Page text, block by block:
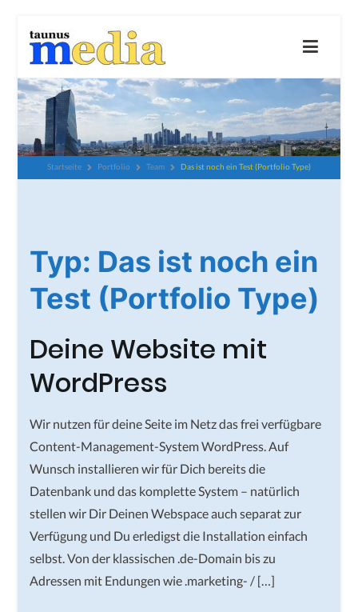
Inhalt
taunus-media GbR
Startseite Portfolio Team Das ist noch ein Test (Portfolio Type)
Typ: Das ist noch ein
Test (Portfolio Type)
Deine Website mit
WordPress
Wir nutzen für deine Seite im Netz das frei verfügbare
Content-Management-System WordPress. Auf
Wunsch installieren wir für Dich bereits die
Datenbank und das komplette System – natürlich
stellen wir Dir Deinen Webspace auch separat zur
Verfügung und Du erledigst die Installation einfach
selbst. Von der klassischen .de-Domain bis zu
Adressen mit Endungen wie .marketing- / […]